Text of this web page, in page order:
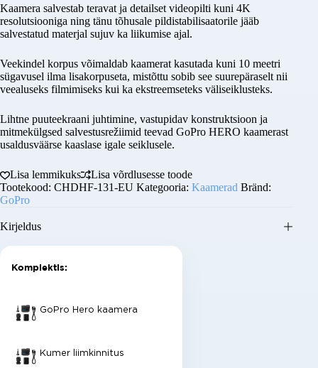
Ettevõtte nimi ( valikuline )
E-post
Telefoninumber
Sisu
Komplektis:
GoPro Hero kaamera
Kumer liimkinnitus
Kaamera salvestab teravat ja detailset videopilti kuni 4K
resolutsiooniga ning tänu tõhusale pildistabilisaatorile jääb
salvestatud materjal sujuv ka liikumise ajal.
Veekindel korpus võimaldab kaamerat kasutada kuni 10 meetri
sügavusel ilma lisakorpuseta, mistõttu sobib see suurepäraselt nii
veealuseks filmimiseks kui ka ekstreemseteks väliseiklusteks.
Lihtne puuteekraani juhtimine, vastupidav konstruktsioon ja
mitmekülgsed salvestusrežiimid teevad GoPro HERO kaamerast
usaldusväärse kaaslase igale seiklusele.
Lisa lemmikuks
Lisa võrdlusesse toode
Tootekood: CHDHF-131-EU Kategooria: Kaamerad Bränd:
GoPro
Kirjeldus